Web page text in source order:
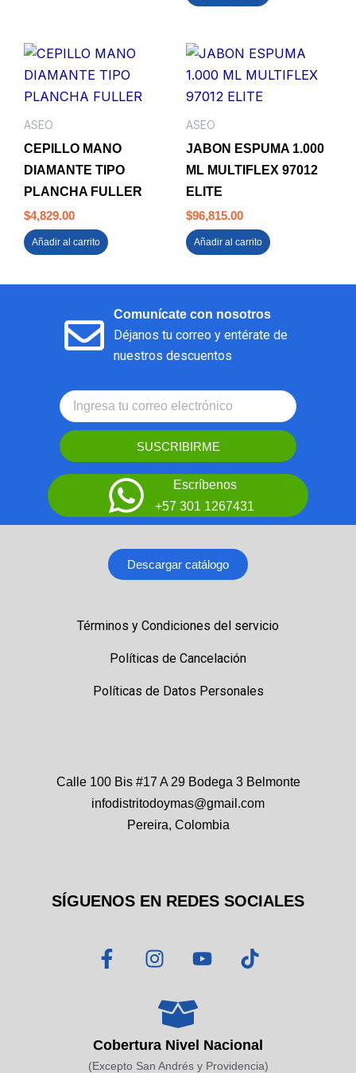
ASEO
CEPILLO MANO
DIAMANTE TIPO
PLANCHA FULLER
$4,829.00
Añadir al carrito
ASEO
JABON ESPUMA 1.000
ML MULTIFLEX 97012
ELITE
$96,815.00
Añadir al carrito
Comunícate con nosotros
Déjanos tu correo y entérate de
nuestros descuentos
SUSCRIBIRME
Escríbenos
+57 301 1267431
Descargar catálogo
Términos y Condiciones del servicio
Políticas de Cancelación
Políticas de Datos Personales
Calle 100 Bis #17 A 29 Bodega 3 Belmonte
infodistritodoymas@gmail.com
Pereira, Colombia
SÍGUENOS EN REDES SOCIALES
F
a
o
o
I
n
t
a
g
r
Y
o
b
e
T
i
k
Cobertura Nivel Nacional
(Excepto San Andrés y Providencia)